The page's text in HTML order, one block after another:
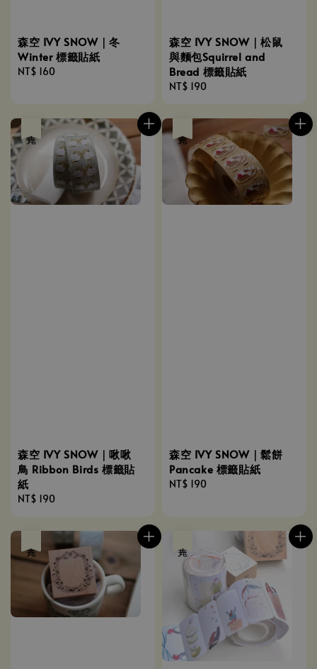
森空 IVY SNOW｜冬
Winter 標籤貼紙
Regular
NT$ 160
森空 IVY SNOW｜松鼠
與麵包Squirrel and
Bread 標籤貼紙
Regular
NT$ 190
森空 IVY SNOW｜啾啾
鳥 Ribbon Birds 標籤貼
紙
Regular
NT$ 190
森空 IVY SNOW｜鬆餅
Pancake 標籤貼紙
Regular
NT$ 190